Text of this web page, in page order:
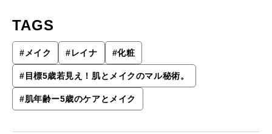
TAGS
# メイク #レイナ #化粧
#目標5歳若見え！肌とメイクのマル秘術。
#肌年齢ー5歳のケアとメイク